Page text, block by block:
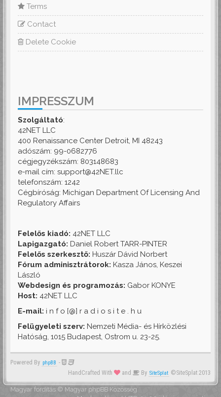
Terms
Contact
Delete Cookie
IMPRESSZUM
Szolgáltató:
42NET LLC
400 Renaissance Center Detroit, MI 48243
adószám: 99-0682776
cégjegyzékszám: 803148683
e-mail cím: support@42NET.llc
telefonszám: 1242
Cégbíróság: Michigan Department Of Licensing And
Regulatory Affairs
Felelős kiadó: 42NET LLC
Lapigazgató: Daniel Robert TARR-PINTER
Felelős szerkesztő: Huszár Dávid Norbert
Fórum adminisztrátorok: Kasza János, Keszei
László
Webdesign és programozás: Gabor KONYE
Host: 42NET LLC
E-mail: i n f o [@] r a d i o s i t e . h u
Felügyeleti szerv: Nemzeti Média- és Hírközlési
Hatóság, 1015 Budapest, Ostrom u. 23-25.
Powered By phpBB -
HandCrafted With
and By SiteSplat ©SiteSplat 2013
Magyar fordítás © Magyar phpBB Közösség